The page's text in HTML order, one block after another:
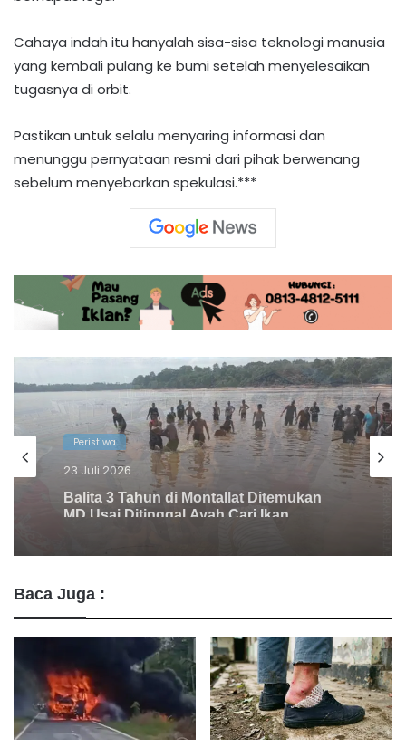
Cahaya indah itu hanyalah sisa-sisa teknologi manusia
yang kembali pulang ke bumi setelah menyelesaikan
tugasnya di orbit.
Pastikan untuk selalu menyaring informasi dan
menunggu pernyataan resmi dari pihak berwenang
sebelum menyebarkan spekulasi.***
Peristiwa
14 Juli 2026
Innalillahi! Bocah 10 Tahun yang
Tenggelam di Sungai Barito Lahei
Ditemukan Meninggal
Baca Juga :